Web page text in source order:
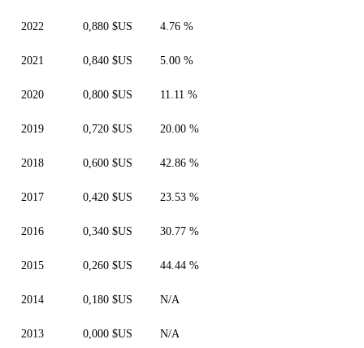
2022 0,880 $US 4.76 %
2021 0,840 $US 5.00 %
2020 0,800 $US 11.11 %
2019 0,720 $US 20.00 %
2018 0,600 $US 42.86 %
2017 0,420 $US 23.53 %
2016 0,340 $US 30.77 %
2015 0,260 $US 44.44 %
2014 0,180 $US N/A
2013 0,000 $US N/A